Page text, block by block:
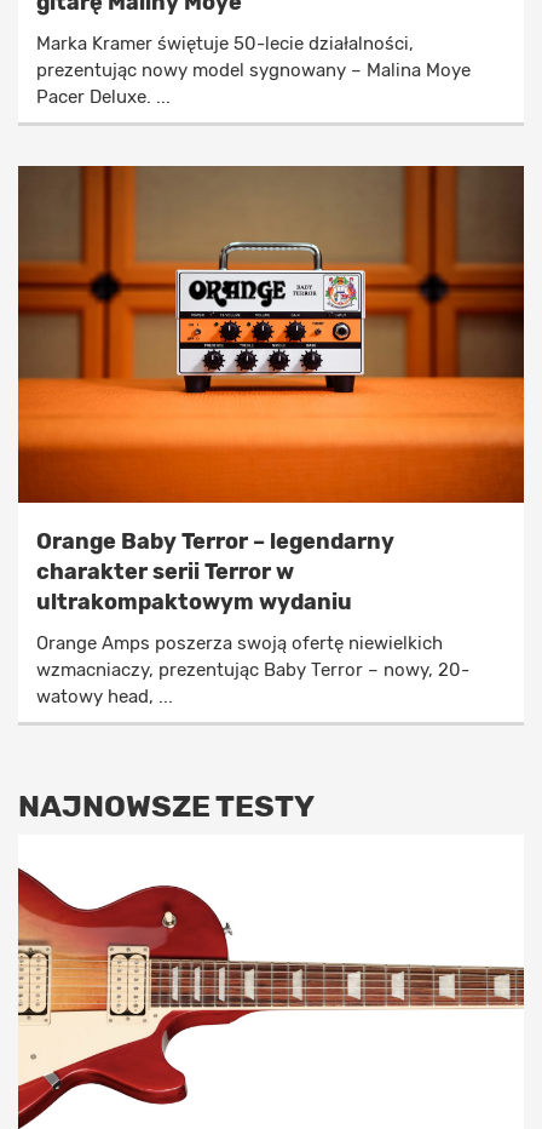
Marka Kramer świętuje 50-lecie działalności,
prezentując nowy model sygnowany – Malina Moye
Pacer Deluxe. ...
Orange Baby Terror – legendarny
charakter serii Terror w
ultrakompaktowym wydaniu
Orange Amps poszerza swoją ofertę niewielkich
wzmacniaczy, prezentując Baby Terror – nowy, 20-
watowy head, ...
NAJNOWSZE TESTY